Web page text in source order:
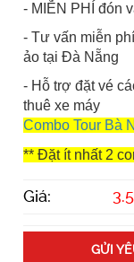
- MIỄN PHÍ đón
- Tư vấn miễn
ảo tại Đà Nẵng
- Hỗ trợ đặt vé
thuê xe máy
Combo Tour Bà
** Đặt ít nhất 2
Giá:
GỬI